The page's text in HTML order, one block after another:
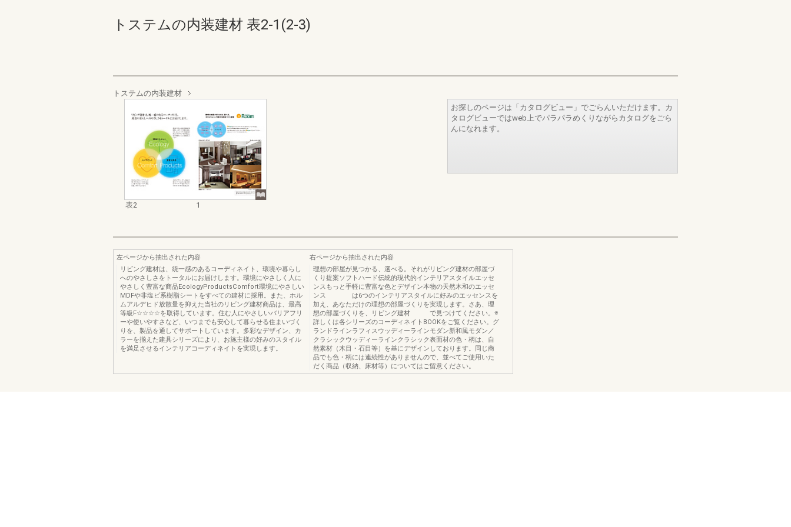
トステムの内装建材 表2-1(2-3)
トステムの内装建材
表2 1
お探しのページは「カタログビュー」でごらんいただけます。カ
タログビューではweb上でパラパラめくりながらカタログをごら
んになれます。
左ページから抽出された内容
リビング建材は、統一感のあるコーディネイト、環境や暮らし
へのやさしさをトータルにお届けします。環境にやさしく人に
やさしく豊富な商品EcologyProductsComfort環境にやさしい
MDFや非塩ビ系樹脂シートをすべての建材に採用。また、ホル
ムアルデヒド放散量を抑えた当社のリビング建材商品は、最高
等級F☆☆☆☆を取得しています。住む人にやさしいバリアフリ
ーや使いやすさなど、いつまでも安心して暮らせる住まいづく
りを、製品を通してサポートしています。多彩なデザイン、カ
ラーを揃えた建具シリーズにより、お施主様の好みのスタイル
を満足させるインテリアコーディネイトを実現します。
右ページから抽出された内容
理想の部屋が見つかる、選べる。それがリビング建材の部屋づ
くり提案ソフトハード伝統的現代的インテリアスタイルエッセ
ンスもっと手軽に豊富な色とデザイン本物の天然木和のエッセ
ンス は6つのインテリアスタイルに好みのエッセンスを
加え、あなただけの理想の部屋づくりを実現します。さあ、理
想の部屋づくりを、リビング建材 で見つけてください。※
詳しくは各シリーズのコーディネイトBOOKをご覧ください。グ
ランドラインラフィスウッディーラインモダン新和風モダン／
クラシックウッディーラインクラシック表面材の色・柄は、自
然素材（木目・石目等）を基にデザインしております。同じ商
品でも色・柄には連続性がありませんので、並べてご使用いた
だく商品（収納、床材等）についてはご留意ください。